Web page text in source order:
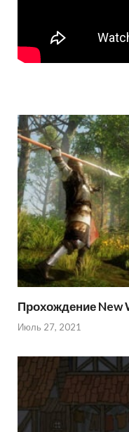
Прохождение New
Июль 27, 2021